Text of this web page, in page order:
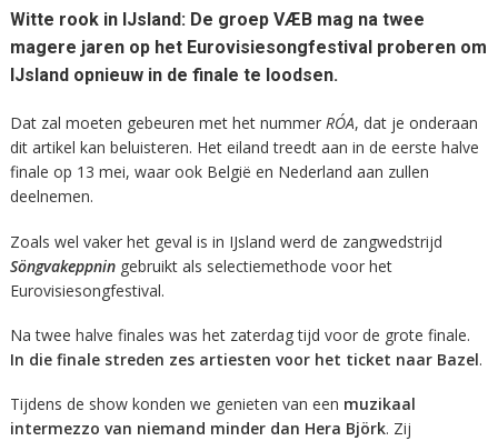
Witte rook in IJsland: De groep VÆB mag na twee
magere jaren op het Eurovisiesongfestival proberen om
IJsland opnieuw in de finale te loodsen.
Dat zal moeten gebeuren met het nummer RÓA, dat je onderaan
dit artikel kan beluisteren. Het eiland treedt aan in de eerste halve
finale op 13 mei, waar ook België en Nederland aan zullen
deelnemen.
Zoals wel vaker het geval is in IJsland werd de zangwedstrijd
Söngvakeppnin gebruikt als selectiemethode voor het
Eurovisiesongfestival.
Na twee halve finales was het zaterdag tijd voor de grote finale.
In die finale streden zes artiesten voor het ticket naar Bazel.
Tijdens de show konden we genieten van een muzikaal
intermezzo van niemand minder dan Hera Björk. Zij